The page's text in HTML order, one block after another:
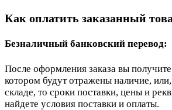
Как оплатить заказанный
Безналичный банковский перевод:
После оформления заказа вы получите
котором будут отражены наличие, или,
складе, то сроки поставки, цены и
найдете условия поставки и оплаты.